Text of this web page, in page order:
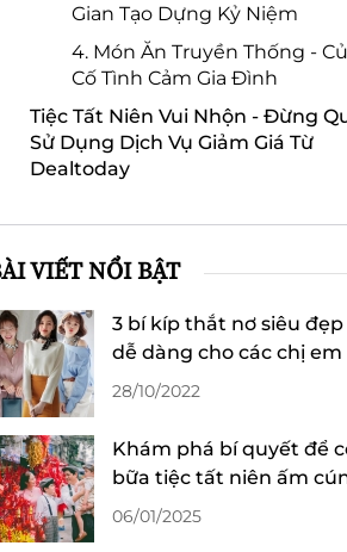
Gian Tạo Dựng Kỷ Niệm
4. Món Ăn Truyền Thống -
Cố Tình Cảm Gia Đình
Tiệc Tất Niên Vui Nhộn - Đừng
Sử Dụng Dịch Vụ Giảm Giá Từ
Dealtoday
VIẾT NỔI BẬT
3 bí kíp thắt nơ siêu đẹp
dễ dàng cho các chị em
28/10/2022
Khám phá bí quyết để
bữa tiệc tất niên ấm
trọn vẹn tết sum vầy
06/01/2025